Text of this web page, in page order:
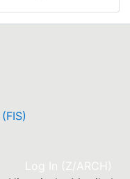
Log In (Z/ARCH)